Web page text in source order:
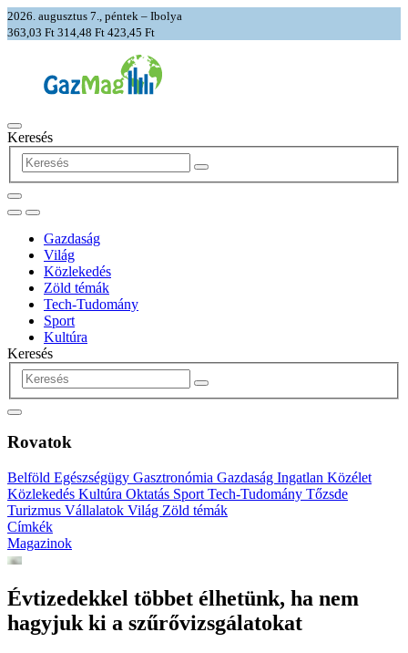
2026. augusztus 7., péntek – Ibolya
363,03 Ft 314,48 Ft 423,45 Ft
Keresés
Gazdaság
Világ
Közlekedés
Zöld témák
Tech-Tudomány
Sport
Kultúra
Keresés
Rovatok
Belföld Egészségügy Gasztronómia Gazdaság Ingatlan Közélet
Közlekedés Kultúra Oktatás Sport Tech-Tudomány Tőzsde
Turizmus Vállalatok Világ Zöld témák
Címkék
Magazinok
Évtizedekkel többet élhetünk, ha nem
hagyjuk ki a szűrővizsgálatokat